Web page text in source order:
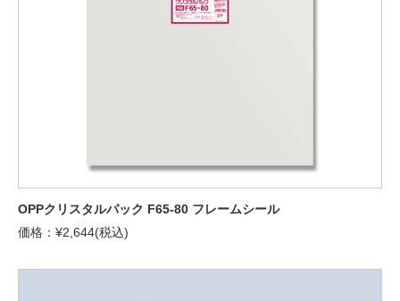
OPPクリスタルパック F65-80 フレームシール
価格：¥2,644(税込)